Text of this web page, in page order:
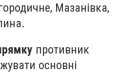
Мазанівка,
противник
основні